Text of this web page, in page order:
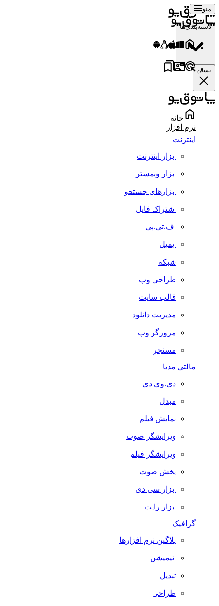
منو
دسته‌بندی‌ها
بستن
خانه
نرم افزار
اینترنت
ابزار اینترنت
ابزار وبمستر
ابزارهای جستجو
اشتراک فایل
اف.تی.پی
ایمیل
شبکه
طراحی وب
قالب سایت
مدیریت دانلود
مرورگر وب
مسنجر
مالتی مدیا
دی.وی.دی
مبدل
نمایش فیلم
ویرایشگر صوت
ویرایشگر فیلم
پخش صوت
ابزار سی دی
ابزار رایت
گرافیک
پلاگین نرم افزارها
انیمیشن
تبدیل
طراحی